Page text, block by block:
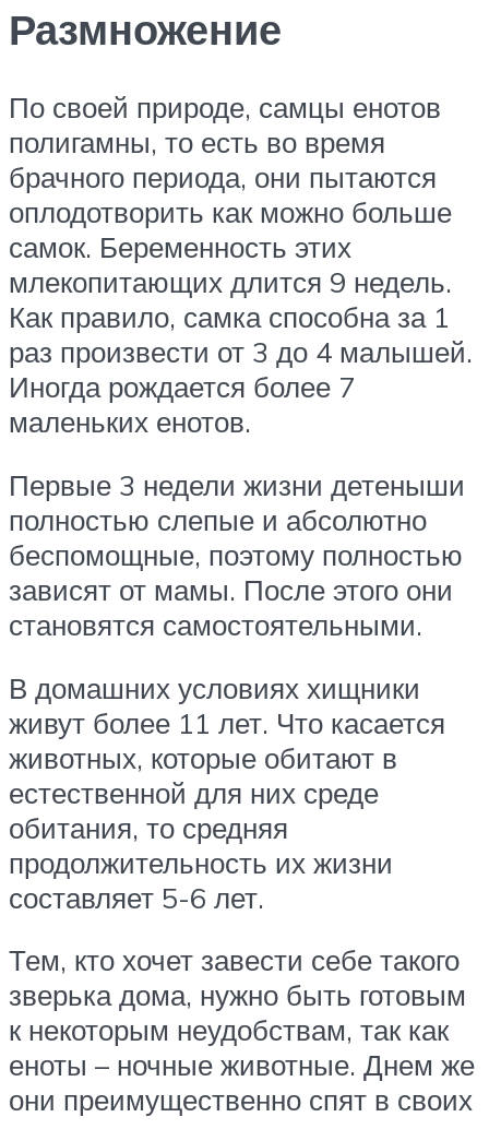
Размножение
По своей природе, самцы енотов
полигамны, то есть во время
брачного периода, они пытаются
оплодотворить как можно больше
самок. Беременность этих
млекопитающих длится 9 недель.
Как правило, самка способна за 1
раз произвести от 3 до 4 малышей.
Иногда рождается более 7
маленьких енотов.
Первые 3 недели жизни детеныши
полностью слепые и абсолютно
беспомощные, поэтому полностью
зависят от мамы. После этого они
становятся самостоятельными.
В домашних условиях хищники
живут более 11 лет. Что касается
животных, которые обитают в
естественной для них среде
обитания, то средняя
продолжительность их жизни
составляет 5-6 лет.
Тем, кто хочет завести себе такого
зверька дома, нужно быть готовым
к некоторым неудобствам, так как
еноты – ночные животные. Днем же
они преимущественно спят в своих